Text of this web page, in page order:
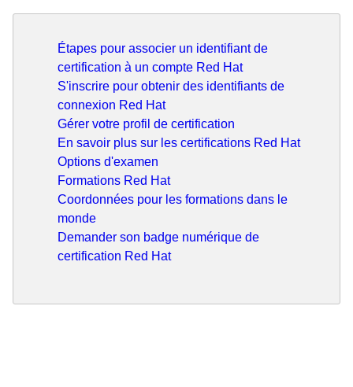
Étapes pour associer un identifiant de
certification à un compte Red Hat
S'inscrire pour obtenir des identifiants de
connexion Red Hat
Gérer votre profil de certification
En savoir plus sur les certifications Red Hat
Options d'examen
Formations Red Hat
Coordonnées pour les formations dans le
monde
Demander son badge numérique de
certification Red Hat